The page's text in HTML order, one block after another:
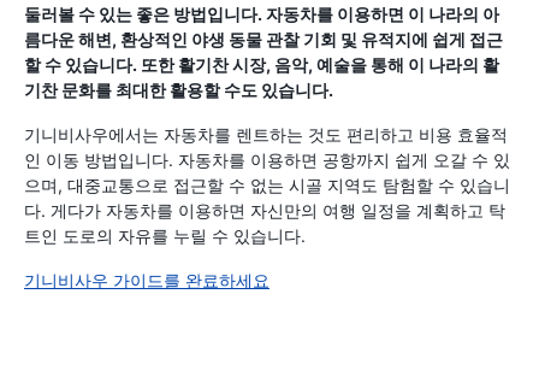
둘러볼 수 있는 좋은 방법입니다. 자동차를 이용하면 이 나라의 아
름다운 해변, 환상적인 야생 동물 관찰 기회 및 유적지에 쉽게 접근
할 수 있습니다. 또한 활기찬 시장, 음악, 예술을 통해 이 나라의 활
기찬 문화를 최대한 활용할 수도 있습니다.
기니비사우에서는 자동차를 렌트하는 것도 편리하고 비용 효율적
인 이동 방법입니다. 자동차를 이용하면 공항까지 쉽게 오갈 수 있
으며, 대중교통으로 접근할 수 없는 시골 지역도 탐험할 수 있습니
다. 게다가 자동차를 이용하면 자신만의 여행 일정을 계획하고 탁
트인 도로의 자유를 누릴 수 있습니다.
기니비사우 가이드를 완료하세요